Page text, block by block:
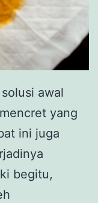
awal
yang
ini juga
begitu,